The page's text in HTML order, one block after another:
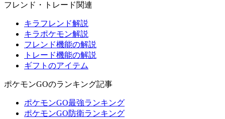
フレンド・トレード関連
キラフレンド解説
キラポケモン解説
フレンド機能の解説
トレード機能の解説
ギフトのアイテム
ポケモンGOのランキング記事
ポケモンGO最強ランキング
ポケモンGO防衛ランキング